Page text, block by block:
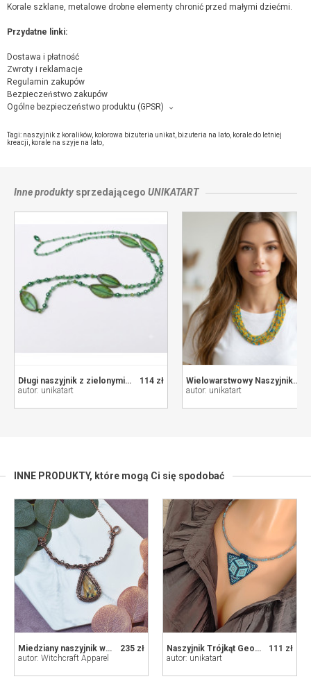
Korale szklane, metalowe drobne elementy chronić przed małymi dziećmi.
Przydatne linki:
Dostawa i płatność
Zwroty i reklamacje
Regulamin zakupów
Bezpieczeństwo zakupów
Ogólne bezpieczeństwo produktu (GPSR)
unikatart, ul.Niecała 6 , 32-540 Trzebinia,kontakt ze sprzedającym
Tagi: naszyjnik z koralików, kolorowa bizuteria unikat bizuteria na lato korale do letniej
kreacji
korale na szyje na lato
Inne produktysprzedającego UNIKATART
114 zł
Długi naszyjnik z zielonymi koralikami
autor: unikatart
Wielowarstwowy Naszyjnik z Drobnych Koralików - Żywe Kolory (Żółty, Niebieski, Pomarańczowy)
autor: unikatart
INNE PRODUKTY, które mogą Ci się spodobać
235 zł
Miedziany naszyjnik wire wrapping z labradorytem #505
autor: Witchcraft Apparel
111 zł
Naszyjnik Trójkąt Geometryczne Wzory Krótki 25.154
autor: unikatart